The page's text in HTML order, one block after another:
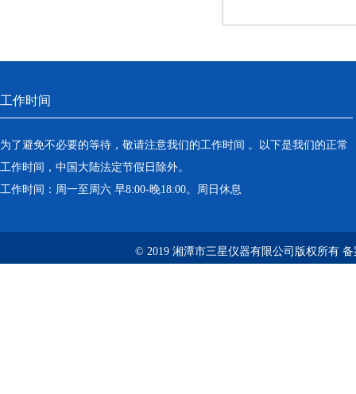
工作时间
为了避免不必要的等待，敬请注意我们的工作时间 。以下是我们的正常
工作时间，中国大陆法定节假日除外。
工作时间：周一至周六 早8:00-晚18:00。周日休息
© 2019 湘潭市三星仪器有限公司版权所有 备